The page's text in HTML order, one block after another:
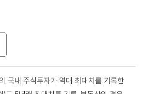
국내 주식투자가 역대 최대치를 기록한